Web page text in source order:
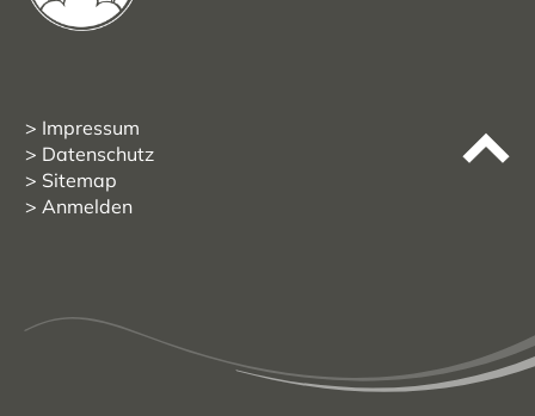
Impressum
Datenschutz
Sitemap
Anmelden